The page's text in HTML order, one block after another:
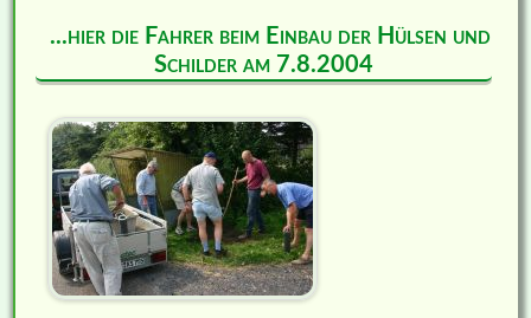
...hier die Fahrer beim Einbau der Hülsen und
Schilder am 7.8.2004